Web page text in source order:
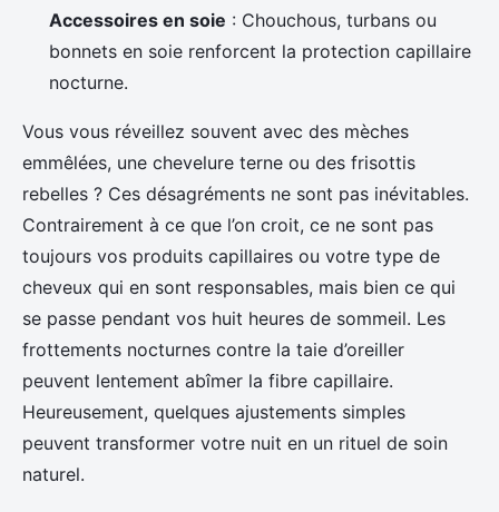
Accessoires en soie : Chouchous, turbans ou
bonnets en soie renforcent la protection capillaire
nocturne.
Vous vous réveillez souvent avec des mèches
emmêlées, une chevelure terne ou des frisottis
rebelles ? Ces désagréments ne sont pas inévitables.
Contrairement à ce que l’on croit, ce ne sont pas
toujours vos produits capillaires ou votre type de
cheveux qui en sont responsables, mais bien ce qui
se passe pendant vos huit heures de sommeil. Les
frottements nocturnes contre la taie d’oreiller
peuvent lentement abîmer la fibre capillaire.
Heureusement, quelques ajustements simples
peuvent transformer votre nuit en un rituel de soin
naturel.